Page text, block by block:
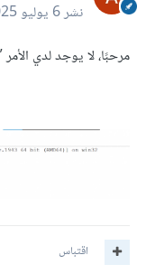
نشر6 يوليو 2025
مرحبًا، لا يوجد لدي الأمر ”run“ في IDLE. ماذا أفعل؟
اقتباس